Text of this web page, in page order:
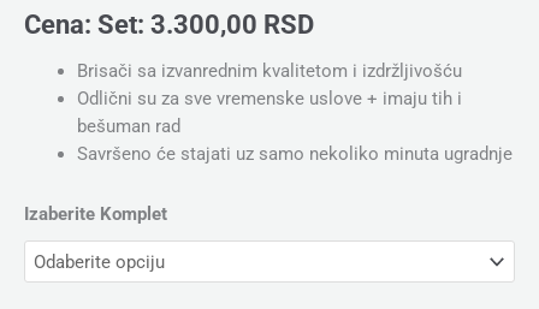
Cena: Set: 3.300,00 RSD
Brisači sa izvanrednim kvalitetom i izdržljivošću
Odlični su za sve vremenske uslove + imaju tih i
bešuman rad
Savršeno će stajati uz samo nekoliko minuta ugradnje
Izaberite Komplet